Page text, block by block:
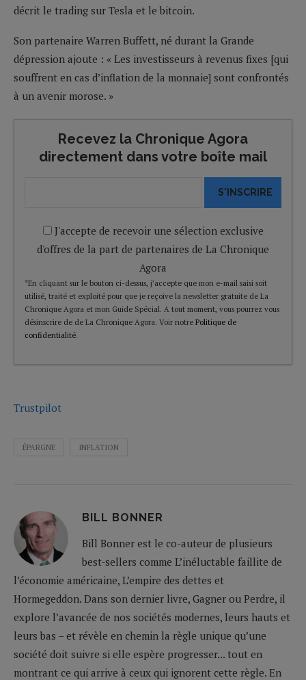
décrit le trading sur Tesla et le bitcoin.
Son partenaire Warren Buffett, né durant la Grande
dépression ajoute : « Les investisseurs à revenus fixes [qui
souffrent en cas d’inflation de la monnaie] sont confrontés
à un avenir morose. »
Recevez la Chronique Agora
directement dans votre boîte mail
S'INSCRIRE
J'accepte de recevoir une sélection exclusive
d'offres de la part de partenaires de La Chronique
Agora
*En cliquant sur le bouton ci-dessus, j’accepte que mon e-mail saisi soit
utilisé, traité et exploité pour que je reçoive la newsletter gratuite de La
Chronique Agora et mon Guide Spécial. A tout moment, vous pourrez vous
désinscrire de de La Chronique Agora. Voir notre Politique de
confidentialité.
Trustpilot
ÉPARGNE INFLATION
BILL BONNER
Bill Bonner est le co-auteur de plusieurs
best-sellers comme L’inéluctable faillite de
l’économie américaine, L’empire des dettes et
Hormegeddon. Dans son dernier livre, Gagner ou Perdre, il
explore l’avancée de nos sociétés modernes, leurs hauts et
leurs bas – et révèle en chemin la règle unique qu’une
société doit suivre si elle espère progresser... tout en
montrant ce qui arrive à ceux qui ignorent cette règle. En